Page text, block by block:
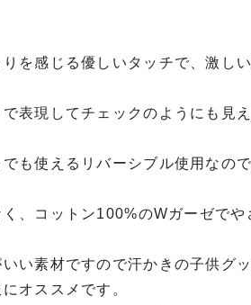
を感じる優しいタッチで、激し
表現してチェックのようにも見
でも使えるリバーシブル使用なの
、コットン100%のWガーゼで
い素材ですので汗かきの子供グ
オススメです。